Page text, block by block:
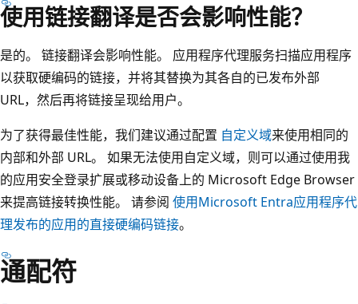
使用链接翻译是否会影响性能？
是的。 链接翻译会影响性能。 应用程序代理服务扫描应用程序
以获取硬编码的链接，并将其替换为其各自的已发布外部
URL，然后再将链接呈现给用户。
为了获得最佳性能，我们建议通过配置 自定义域来使用相同的
内部和外部 URL。 如果无法使用自定义域，则可以通过使用我
的应用安全登录扩展或移动设备上的 Microsoft Edge Browser
来提高链接转换性能。 请参阅 使用Microsoft Entra应用程序代
理发布的应用的直接硬编码链接。
通配符